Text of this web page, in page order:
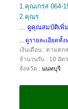
1.คุณเกรส 064-
2.คุณร
... ดูคุณสมบัติเพิ่
... ดูรายละเอียดทั้
เงินเดือน : ตามตก
จำนวนรับ : 10 อัต
จังหวัด : นนทบุรี